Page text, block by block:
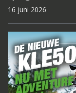
16 juni 2026